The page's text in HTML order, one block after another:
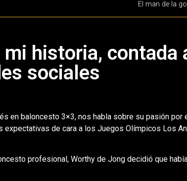
El man de la
historia, contada
sociales
en baloncesto 3×3, nos habla sobre su pasión por
expectativas de cara a los Juegos Olímpicos Los
profesional, Worthy de Jong decidió que